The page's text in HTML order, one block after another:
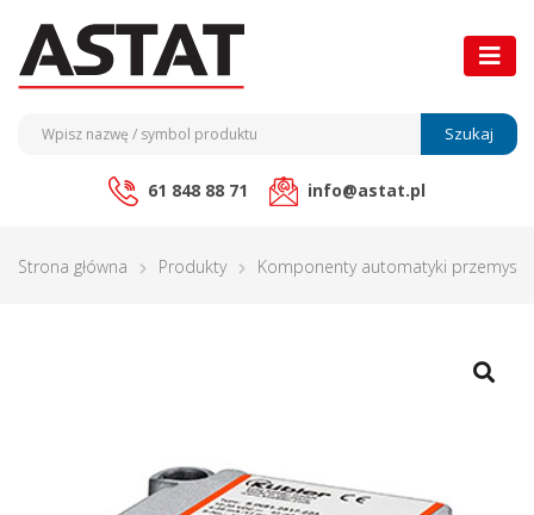
Szukaj
61 848 88 71 info@astat.pl
Strona główna Produkty Komponenty automatyki